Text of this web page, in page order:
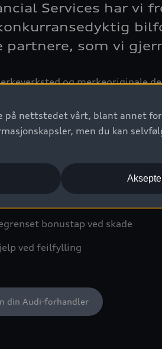
Services har vi
partnere, som vi
og merkeoriginale
ved leasing
egenandel på
eller tilsvarende bil ved
bonustap ved skade
ved feilfylling
din Audi-forhandler
på nettstedet vårt, blant annet for
men du kan